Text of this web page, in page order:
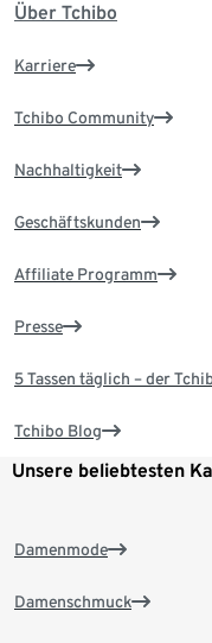
Über Tchibo
Karriere
Tchibo Community
Nachhaltigkeit
Geschäftskunden
Affiliate Programm
Presse
5 Tassen täglich – der
Tchibo Blog
Unsere beliebtesten
Damenmode
Damenschmuck